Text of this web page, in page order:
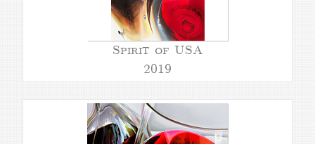
Spirit of USA
2019